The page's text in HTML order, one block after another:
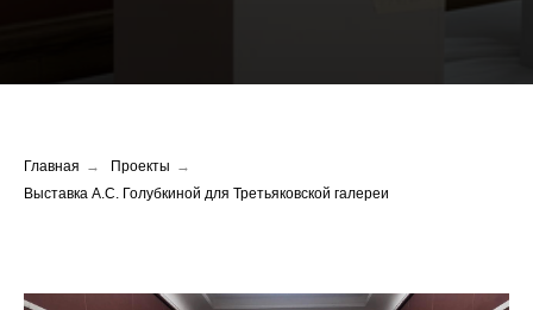
Главная → Проекты →
Выставка А.С. Голубкиной для Третьяковской галереи